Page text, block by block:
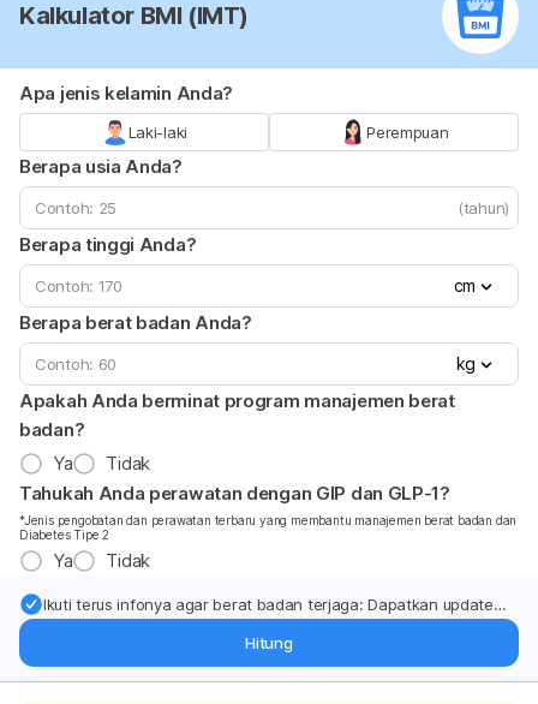
Kalkulator BMI (IMT)
Apa jenis kelamin Anda?
Laki-laki Perempuan
Berapa usia Anda?
(tahun)
Berapa tinggi Anda?
cm
Berapa berat badan Anda?
kg
Apakah Anda berminat program manajemen berat
badan?
Ya
Tidak
Tahukah Anda perawatan dengan GIP dan GLP-1?
*Jenis pengobatan dan perawatan terbaru yang membantu manajemen berat badan dan
Diabetes Tipe 2
Ya Tidak
Ikuti terus infonya agar berat badan terjaga: Dapatkan update
Hitung